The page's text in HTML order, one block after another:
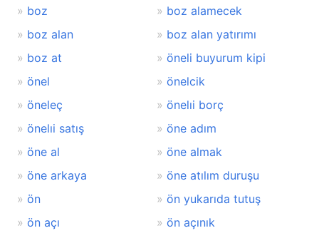
boz
boz alamecek
boz alan
boz alan yatırımı
boz at
öneli buyurum kipi
önel
önelcik
öneleç
önelıi borç
önelıi satış
öne adım
öne al
öne almak
öne arkaya
öne atılım duruşu
ön
ön yukarıda tutuş
ön açı
ön açınık